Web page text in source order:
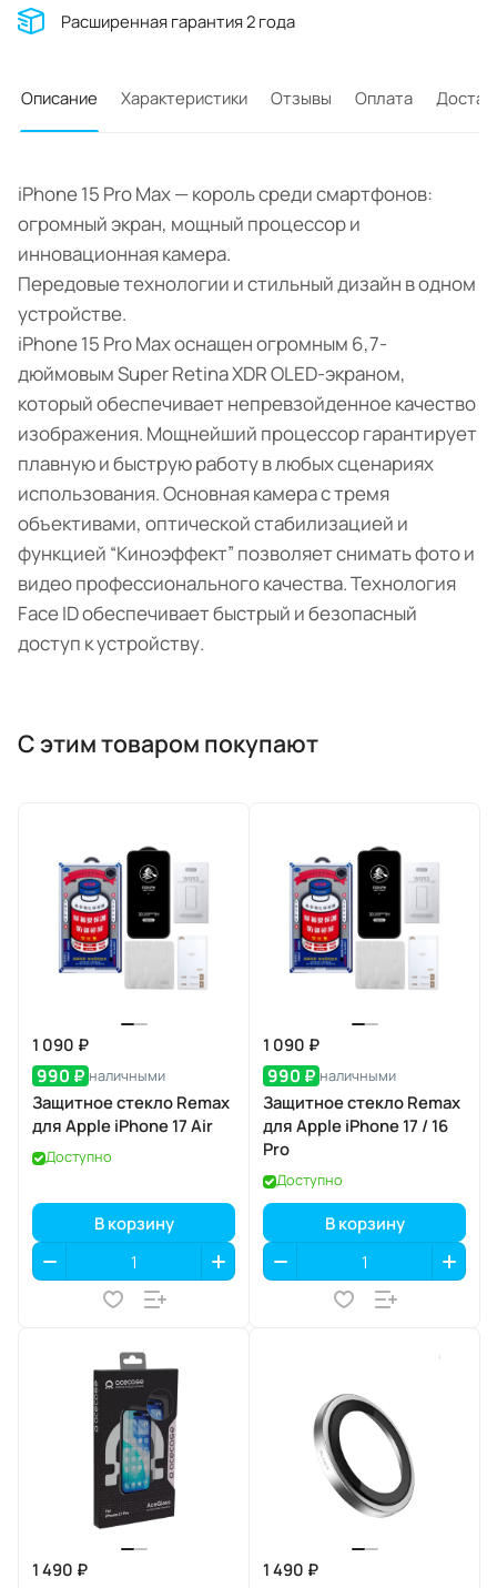
Расширенная гарантия 2 года
Описание Характеристики Отзывы Оплата
iPhone 15 Pro Max — король среди смартфонов:
огромный экран, мощный процессор и
инновационная камера.
Передовые технологии и стильный дизайн в одном
устройстве.
iPhone 15 Pro Max оснащен огромным 6,7-
дюймовым Super Retina XDR OLED-экраном,
который обеспечивает непревзойденное качество
изображения. Мощнейший процессор гарантирует
плавную и быструю работу в любых сценариях
использования. Основная камера с тремя
объективами, оптической стабилизацией и
функцией “Киноэффект” позволяет снимать фото и
видео профессионального качества. Технология
Face ID обеспечивает быстрый и безопасный
доступ к устройству.
С этим товаром покупают
1 090 ₽
990 ₽ наличными
Защитное стекло Remax
для Apple iPhone 17 Air
Доступно
В корзину
1 090 ₽
990 ₽ наличными
Защитное стекло Remax
для Apple iPhone 17 / 16
Pro
Доступно
В корзину
1 490 ₽ 1 490 ₽